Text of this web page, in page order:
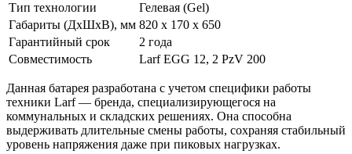
Тип технологии
Гелевая (Gel)
Габариты (ДхШхВ), мм 820 х 170 х 650
Гарантийный срок
2 года
Совместимость
Larf EGG 12, 2 PzV 200
Данная батарея разработана с учетом специфики работы
техники Larf — бренда, специализирующегося на
коммунальных и складских решениях. Она способна
выдерживать длительные смены работы, сохраняя стабильный
уровень напряжения даже при пиковых нагрузках.